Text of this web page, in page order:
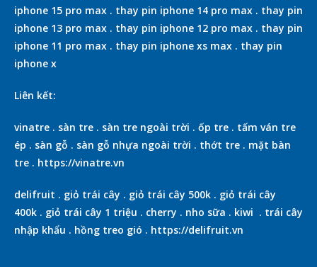
iphone 15 pro max . thay pin iphone 14 pro max . thay pin
iphone 13 pro max . thay pin iphone 12 pro max . thay pin
iphone 11 pro max . thay pin iphone xs max . thay pin
iphone x
Liên kết:
vinatre . sàn tre . sàn tre ngoài trời . ốp tre . tấm ván tre
ép . sàn gỗ . sàn gỗ nhựa ngoài trời . thớt tre . mặt bàn
tre . https://vinatre.vn
delifruit . giỏ trái cây . giỏ trái cây 500k . giỏ trái cây
400k . giỏ trái cây 1 triệu . cherry . nho sữa . kiwi . trái cây
nhập khẩu . hồng treo gió . https://delifruit.vn